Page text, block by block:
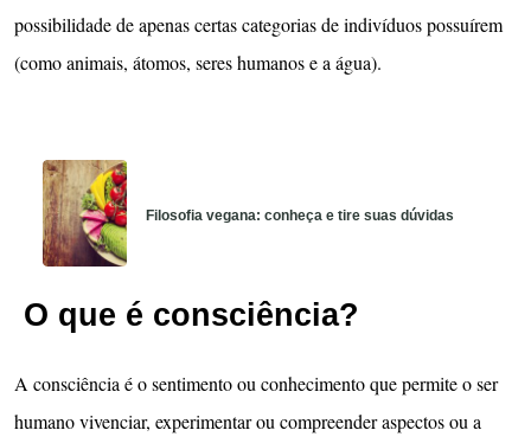
possibilidade de apenas certas categorias de indivíduos possuírem
(como animais, átomos, seres humanos e a água).
Filosofia vegana: conheça e tire suas dúvidas
O que é consciência?
A consciência é o sentimento ou conhecimento que permite o ser
humano vivenciar, experimentar ou compreender aspectos ou a